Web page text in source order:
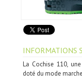
INFORMATIONS
La Cochise 110,
doté du mode